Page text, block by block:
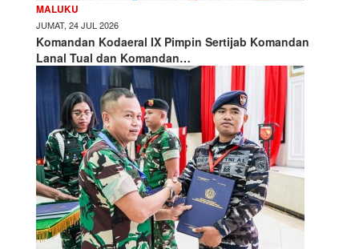
MALUKU
JUMAT, 24 JUL 2026
Komandan Kodaeral IX Pimpin Sertijab Komandan
Lanal Tual dan Komandan…